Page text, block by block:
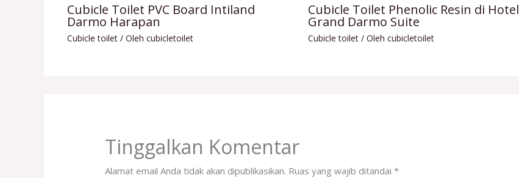
Cubicle Toilet PVC Board Intiland
Darmo Harapan
Cubicle toilet/ Oleh cubicletoilet
Cubicle Toilet Phenolic Resin di Hotel
Grand Darmo Suite
Cubicle toilet/ Oleh cubicletoilet
Tinggalkan Komentar
Alamat email Anda tidak akan dipublikasikan. Ruas yang wajib ditandai*